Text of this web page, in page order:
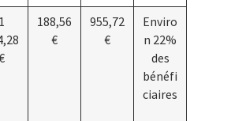
1
188,56
€
955,72
€
Enviro
n 22%
des
bénéfi
ciaires